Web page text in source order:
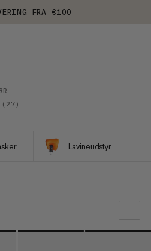
FRA €100
( 27)
Lavineudstyr
VORES ANBEFALING